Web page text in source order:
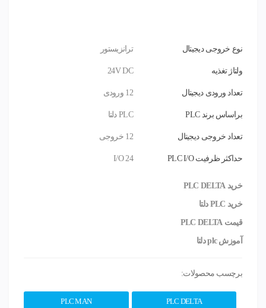
نوع خروجی دیجیتال ترانزیستور
ولتاژ تغذیه 24V DC
تعداد ورودی دیجیتال 12 ورودی
براساس برند PLC PLC دلتا
تعداد خروجی دیجیتال 12 خروجی
حداکثر ظرفیت PLC I/O I/O 24
خرید PLC DELTA
خرید PLC دلتا
قیمت PLC DELTA
آموزش plc دلتا
برچسب محصولات:
PLC DELTA
PLC MAN